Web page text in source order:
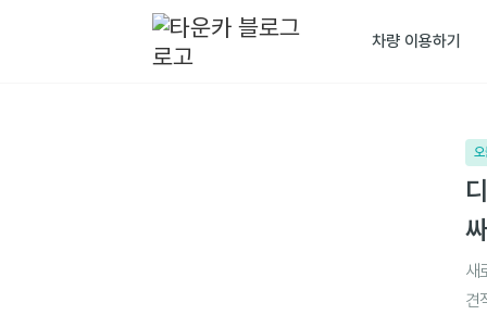
차량 이용하기
새
견